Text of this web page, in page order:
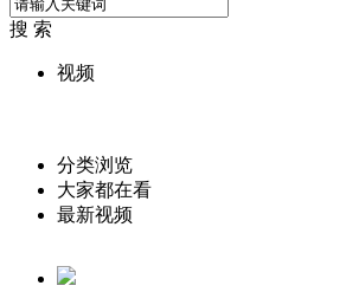
搜 索
视频
分类浏览
大家都在看
最新视频